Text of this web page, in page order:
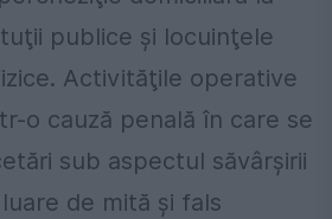
publice şi locuinţele
Activităţile operative
o cauză penală în care se
sub aspectul săvârşirii
de mită şi fals